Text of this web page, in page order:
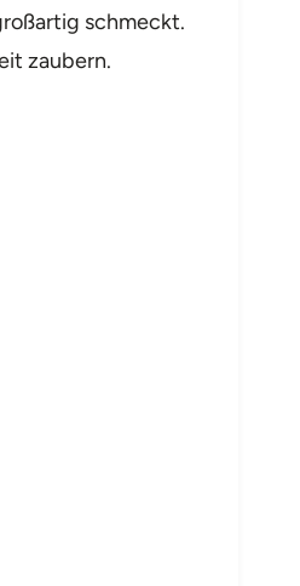
schmeckt.
zaubern.